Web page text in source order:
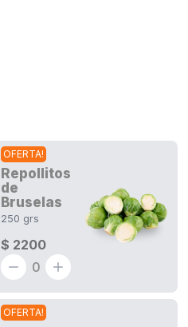
OFERTA!
Repollitos
de
Bruselas
250 grs
$ 2200
0
OFERTA!